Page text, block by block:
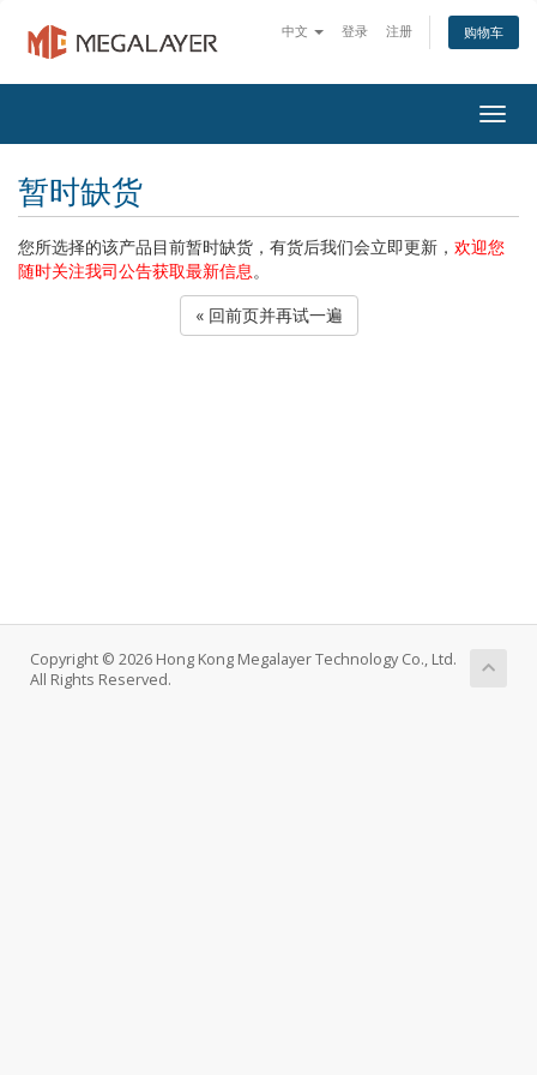
中文 登录 注册 购物车
暂时缺货
您所选择的该产品目前暂时缺货，有货后我们会立即更新， 欢迎您
随时关注我司公告获取最新信息。
« 回前页并再试一遍
Copyright © 2026 Hong Kong Megalayer Technology Co., Ltd.
All Rights Reserved.